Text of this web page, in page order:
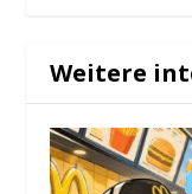
Weitere